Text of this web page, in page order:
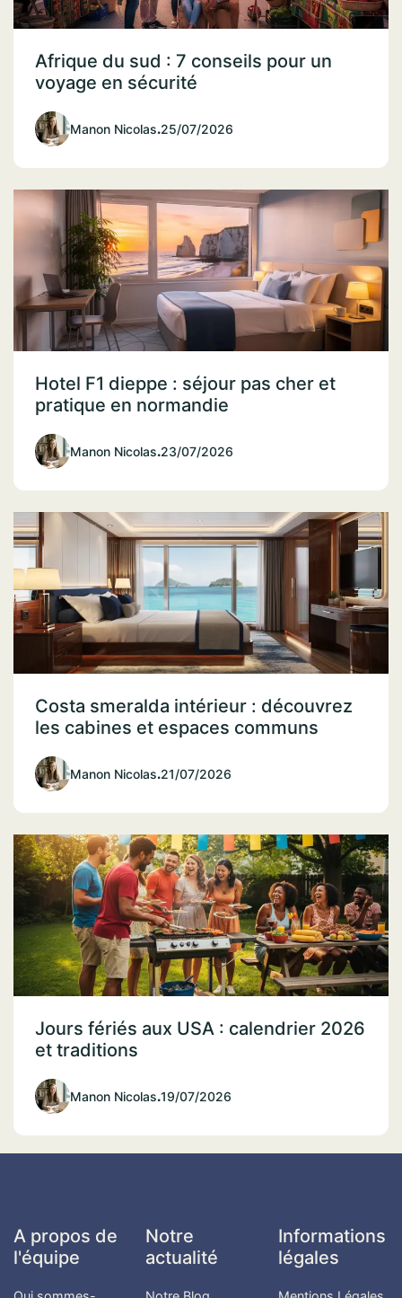
Afrique du sud : 7 conseils pour un
voyage en sécurité
Manon Nicolas.25/07/2026
Hotel F1 dieppe : séjour pas cher et
pratique en normandie
Manon Nicolas.23/07/2026
Costa smeralda intérieur : découvrez
les cabines et espaces communs
Manon Nicolas.21/07/2026
Jours fériés aux USA : calendrier 2026
et traditions
Manon Nicolas.19/07/2026
A propos de
l'équipe
Notre
actualité
Informations
légales